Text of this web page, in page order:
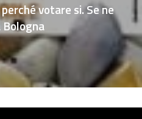
votare si. Se ne
Bologna